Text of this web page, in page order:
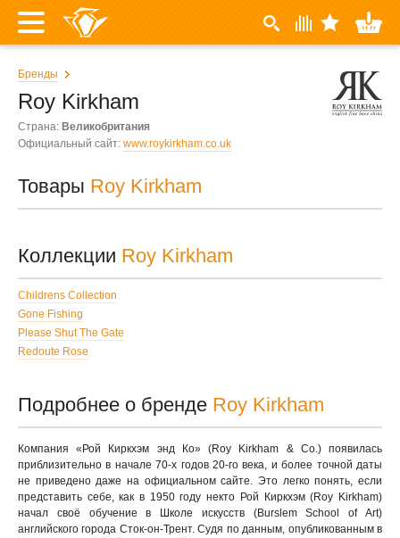
Бренды
Roy Kirkham
Страна: Великобритания
Официальный сайт: www.roykirkham.co.uk
Товары Roy Kirkham
Коллекции Roy Kirkham
Childrens Collection
Gone Fishing
Please Shut The Gate
Redoute Rose
Подробнее о бренде Roy Kirkham
Компания «Рой Киркхэм энд Ко» (Roy Kirkham & Co.) появилась
приблизительно в начале 70-х годов 20-го века, и более точной даты
не приведено даже на официальном сайте. Это легко понять, если
представить себе, как в 1950 году некто Рой Киркхэм (Roy Kirkham)
начал своё обучение в Школе искусств (Burslem School of Art)
английского города Сток-он-Трент. Судя по данным, опубликованным в